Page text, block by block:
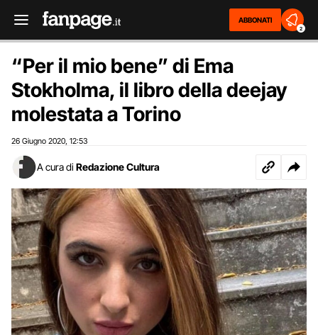
ABBONATI
2
“Per il mio bene” di Ema
Stokholma, il libro della deejay
molestata a Torino
26 Giugno 2020 12:53
A cura di Redazione Cultura